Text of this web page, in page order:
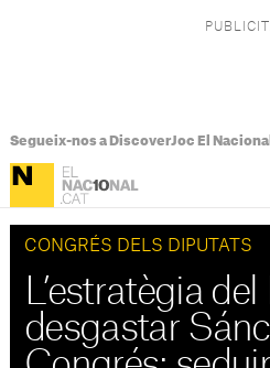
Segueix-nos a DiscoverJoc El Nacional
CONGRÉS DELS DIPUTATS
L’estratègia
desgastar